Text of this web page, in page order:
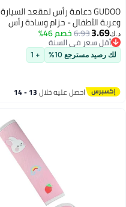
GUDOO دعامة رأس لمقعد السيارة
وعربة الأطفال - حزام وسادة رأس
للنوم والسفر للأطفال الرضع
والصغار.
د.ك‏3.69
6.93خصم 46%
أقل سعر في السنة
أقل سعر في السنة
لك رصيد مسترجع 10% + 1
احصل عليه خلال 13 - 14
اغسطس